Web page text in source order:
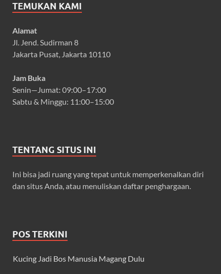
TEMUKAN KAMI
Alamat
Jl. Jend. Sudirman 8
Jakarta Pusat, Jakarta 10110
Jam Buka
Senin—Jumat: 09:00–17:00
Sabtu & Minggu: 11:00–15:00
TENTANG SITUS INI
Ini bisa jadi ruang yang tepat untuk memperkenalkan diri
dan situs Anda, atau menuliskan daftar penghargaan.
POS TERKINI
Kucing Jadi Bos Manusia Magang Dulu